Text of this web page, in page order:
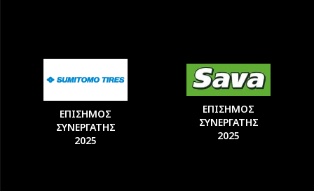
ΕΠΙΣΗΜΟΣ
ΣΥΝΕΡΓΑΤΗΣ
2025
ΕΠΙΣΗΜΟΣ
ΣΥΝΕΡΓΑΤΗΣ
2025